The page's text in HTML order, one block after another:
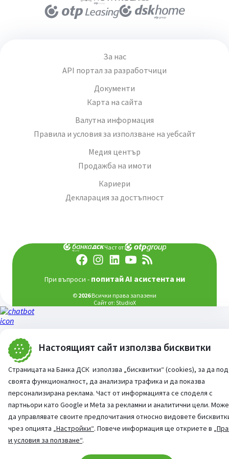
Настоящият сайт използва бисквитки
Страницата на Банка ДСК използва „бисквитки“ (cookies), за да
своята функционалност, да анализира трафика и да показва
персонализирана реклама. Част от информацията се споделя с
партньори като Google и Meta за рекламни и аналитични цели.
да управлявате своите предпочитания относно видовете
чрез опцията „Настройки“. Повече информация ще откриете в
и условия за ползване“.
За нас
API портал за разработчици
Документи
Карта на сайта
Валутна информация
Правила и условия за използване на уебсайт
Медия център
Продажба на имоти
Кариери
Декларация за достъпност
Част от:
При въпроси - попитай AI асистента ни
© 2026Всички права запазени
Сайт от: StudioX